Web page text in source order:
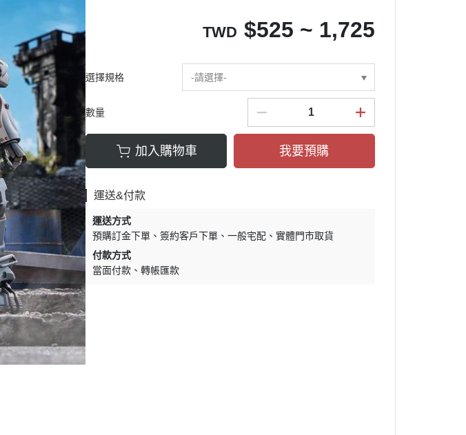
TWD $525 ~ 1,725
選擇規格 -請選擇-
數量
加入購物車 我要預購
運送&付款
運送方式
預購訂金下單
簽約客戶下單 一般宅配
實體門市取貨
付款方式
當面付款
轉帳匯款